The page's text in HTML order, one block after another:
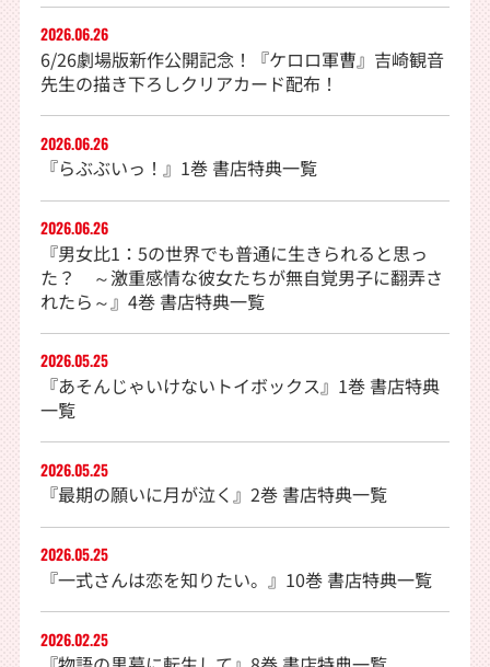
2026.06.26
6/26劇場版新作公開記念！『ケロロ軍曹』吉崎観音
先生の描き下ろしクリアカード配布！
2026.06.26
『らぶぶいっ！』1巻 書店特典一覧
2026.06.26
『男女比1：5の世界でも普通に生きられると思っ
た？ ～激重感情な彼女たちが無自覚男子に翻弄さ
れたら～』4巻 書店特典一覧
2026.05.25
『あそんじゃいけないトイボックス』1巻 書店特典
一覧
2026.05.25
『最期の願いに月が泣く』2巻 書店特典一覧
2026.05.25
『一式さんは恋を知りたい。』10巻 書店特典一覧
2026.02.25